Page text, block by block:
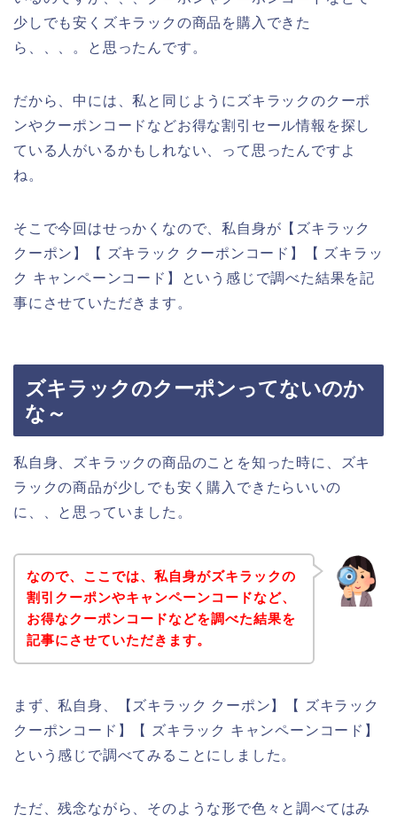
少しでも安くズキラックの商品を購入できた
ら、、、。と思ったんです。
だから、中には、私と同じようにズキラックのクーポ
ンやクーポンコードなどお得な割引セール情報を探し
ている人がいるかもしれない、って思ったんですよ
ね。
そこで今回はせっかくなので、私自身が【ズキラック
クーポン】【 ズキラック クーポンコード】【 ズキラッ
ク キャンペーンコード】という感じで調べた結果を記
事にさせていただきます。
ズキラックのクーポンってないのか
な～
私自身、ズキラックの商品のことを知った時に、ズキ
ラックの商品が少しでも安く購入できたらいいの
に、、と思っていました。
なので、ここでは、私自身がズキラックの
割引クーポンやキャンペーンコードなど、
お得なクーポンコードなどを調べた結果を
記事にさせていただきます。
まず、私自身、【ズキラック クーポン】【 ズキラック
クーポンコード】【 ズキラック キャンペーンコード】
という感じで調べてみることにしました。
ただ、残念ながら、そのような形で色々と調べてはみ